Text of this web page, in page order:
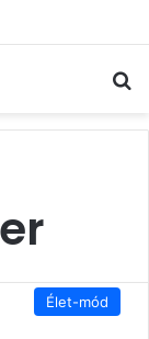
Élet-mód